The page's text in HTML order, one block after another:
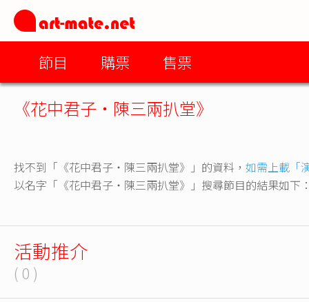
節目 購票 售票
《花中君子‧陳三兩扒堂》
找不到「《花中君子‧陳三兩扒堂》」的資料， 如需上載「
以名字「《花中君子‧陳三兩扒堂》」搜尋節目的結果如下
活動推介
( 0 )